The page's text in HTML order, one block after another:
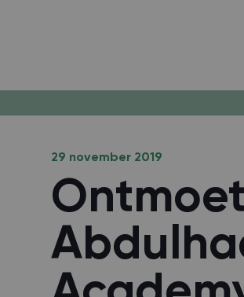
29 november 2019